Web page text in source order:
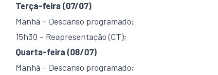
Terça-feira (07/07)
Manhã – Descanso programado;
15h30 – Reapresentação (CT);
Quarta-feira (08/07)
Manhã – Descanso programado;